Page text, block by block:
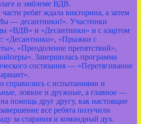
и эмблеме ВДВ.
ребят ждала викторина, а затем
— десантники!». Участники
«ВДВ» и «Десантники» и с азартом
«Десантники», «Прыжки с
«Преодоление препятствий»,
Завершилась программа
состязания — «Перетягивание
справились с испытаниями и
ловкие и дружные, а главное —
помощь друг другу, как настоящие
все ребята получили
за старания и командный дух.